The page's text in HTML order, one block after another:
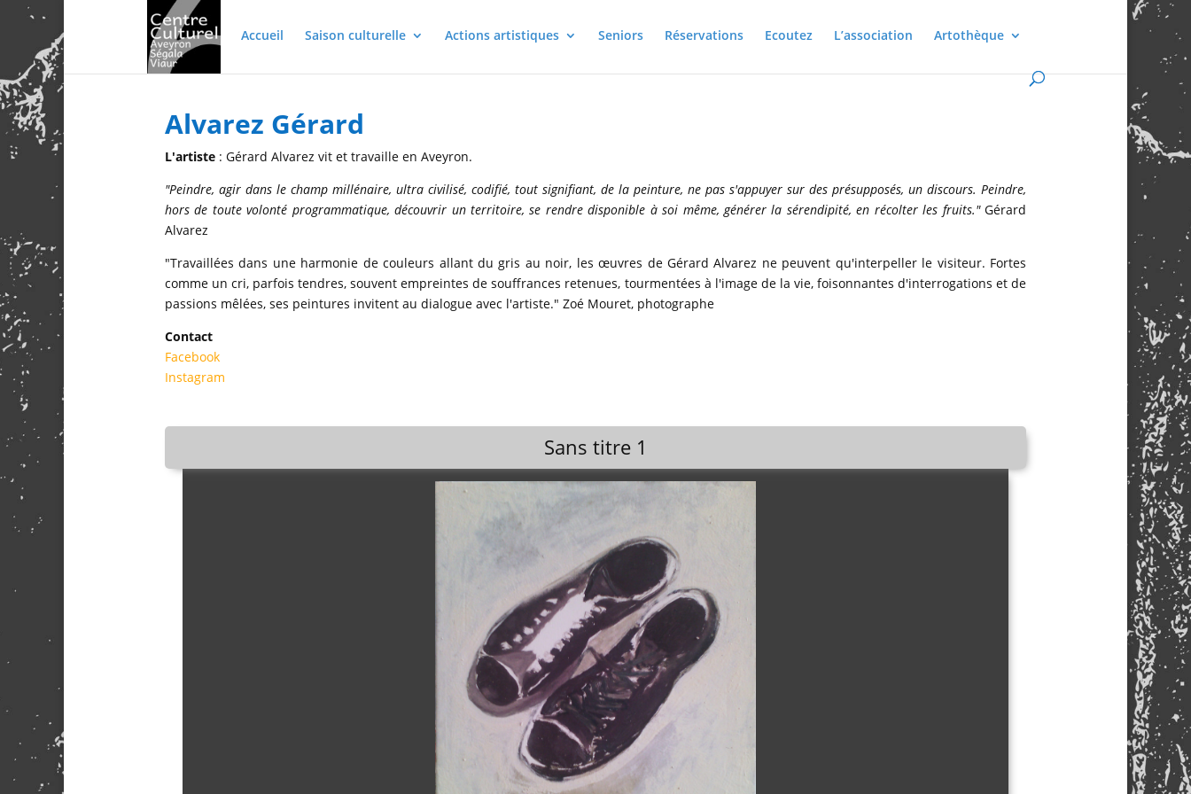
Accueil Saison culturelle Actions artistiques Seniors Réservations Ecoutez L’association Artothèque
Alvarez Gérard
L'artiste : Gérard Alvarez vit et travaille en Aveyron.
"Peindre, agir dans le champ millénaire, ultra civilisé, codifié, tout signifiant, de la peinture, ne pas s'appuyer sur des présupposés, un discours. Peindre,
hors de toute volonté programmatique, découvrir un territoire, se rendre disponible à soi même, générer la sérendipité, en récolter les fruits."Gérard
Alvarez
"Travaillées dans une harmonie de couleurs allant du gris au noir, les œuvres de Gérard Alvarez ne peuvent qu'interpeller le visiteur. Fortes
comme un cri, parfois tendres, souvent empreintes de souffrances retenues, tourmentées à l'image de la vie, foisonnantes d'interrogations et de
passions mêlées, ses peintures invitent au dialogue avec l'artiste." Zoé Mouret, photographe
Contact
Facebook
Instagram
Sans titre 1